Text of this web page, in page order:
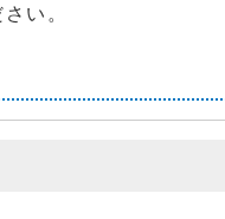
い。